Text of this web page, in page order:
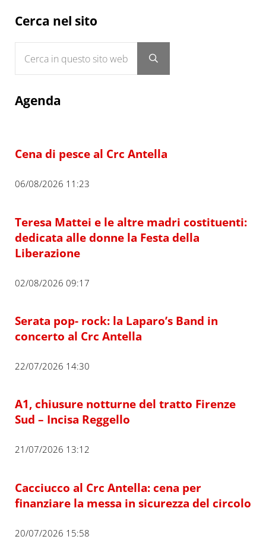
Sidebar
Cerca nel sito
Submit search
Agenda
Cena di pesce al Crc Antella
06/08/2026 11:23
Teresa Mattei e le altre madri costituenti:
dedicata alle donne la Festa della
Liberazione
02/08/2026 09:17
Serata pop- rock: la Laparo’s Band in
concerto al Crc Antella
22/07/2026 14:30
A1, chiusure notturne del tratto Firenze
Sud – Incisa Reggello
21/07/2026 13:12
Cacciucco al Crc Antella: cena per
finanziare la messa in sicurezza del circolo
20/07/2026 15:58